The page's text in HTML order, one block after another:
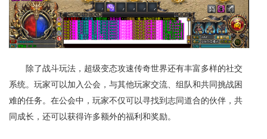
除了战斗玩法，超级变态攻速传奇世界还有丰富多样的社交
系统。玩家可以加入公会，与其他玩家交流、组队和共同挑战困
难的任务。在公会中，玩家不仅可以寻找到志同道合的伙伴，共
同成长，还可以获得许多额外的福利和奖励。